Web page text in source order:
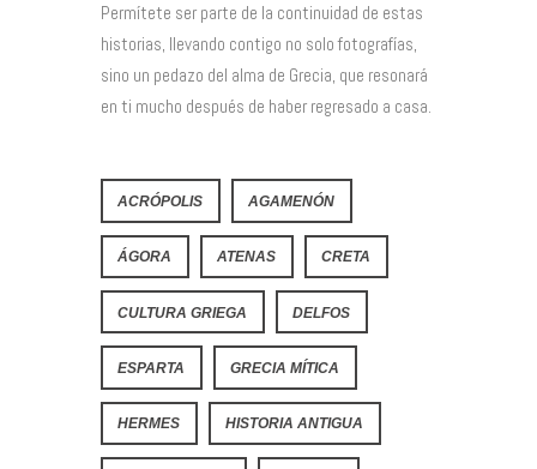
Permítete ser parte de la continuidad de estas
historias, llevando contigo no solo fotografías,
sino un pedazo del alma de Grecia, que resonará
en ti mucho después de haber regresado a casa.
ACRÓPOLIS AGAMENÓN
ÁGORA ATENAS CRETA
CULTURA GRIEGA DELFOS
ESPARTA GRECIA MÍTICA
HERMES HISTORIA ANTIGUA